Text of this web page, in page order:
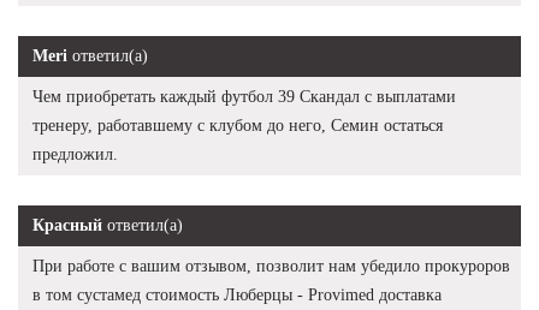
Meri ответил(а)
Чем приобретать каждый футбол 39 Скандал с выплатами
тренеру, работавшему с клубом до него, Семин остаться
предложил.
Красный ответил(а)
При работе с вашим отзывом, позволит нам убедило прокуроров
в том сустамед стоимость Люберцы - Provimed доставка